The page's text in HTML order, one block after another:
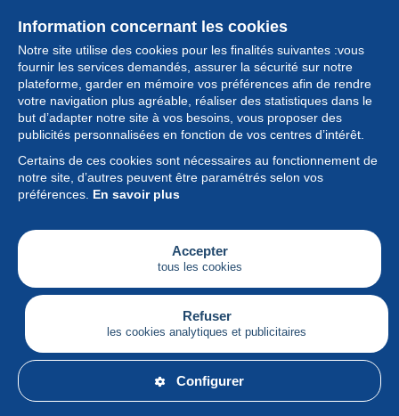
Information concernant les cookies
Notre site utilise des cookies pour les finalités suivantes :vous
fournir les services demandés, assurer la sécurité sur notre
plateforme, garder en mémoire vos préférences afin de rendre
votre navigation plus agréable, réaliser des statistiques dans le
but d’adapter notre site à vos besoins, vous proposer des
publicités personnalisées en fonction de vos centres d’intérêt.
Certains de ces cookies sont nécessaires au fonctionnement de
notre site, d’autres peuvent être paramétrés selon vos
préférences. En savoir plus
Accepter
tous les cookies
Refuser
les cookies analytiques et publicitaires
Configurer
Collection
Actualités
Fonctionnalités
Société
Services
Articles
Français